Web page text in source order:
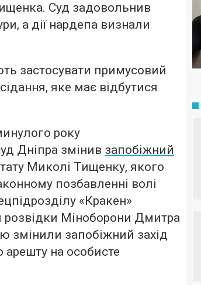
Суд задовольнив
а дії нардепа визнали
застосувати примусовий
яке має відбутися
року
Дніпра змінив запобіжний
Миколі Тищенку, якого
позбавленні волі
«Кракен»
розвідки Міноборони Дмитра
змінили запобіжний захід
на особисте